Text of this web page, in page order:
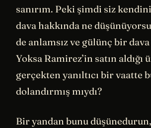
sanırım. Peki şimdi siz
dava hakkında ne
de anlamsız ve gülünç bir dava
Yoksa Ramirez’in satın aldığı
gerçekten yanıltıcı bir vaatte
dolandırmış mıydı?
Bir yandan bunu